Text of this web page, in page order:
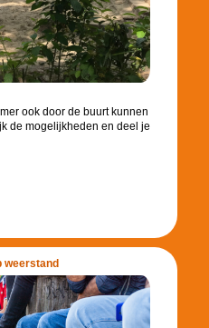
ook door de buurt kunnen
de mogelijkheden en deel je
weerstand